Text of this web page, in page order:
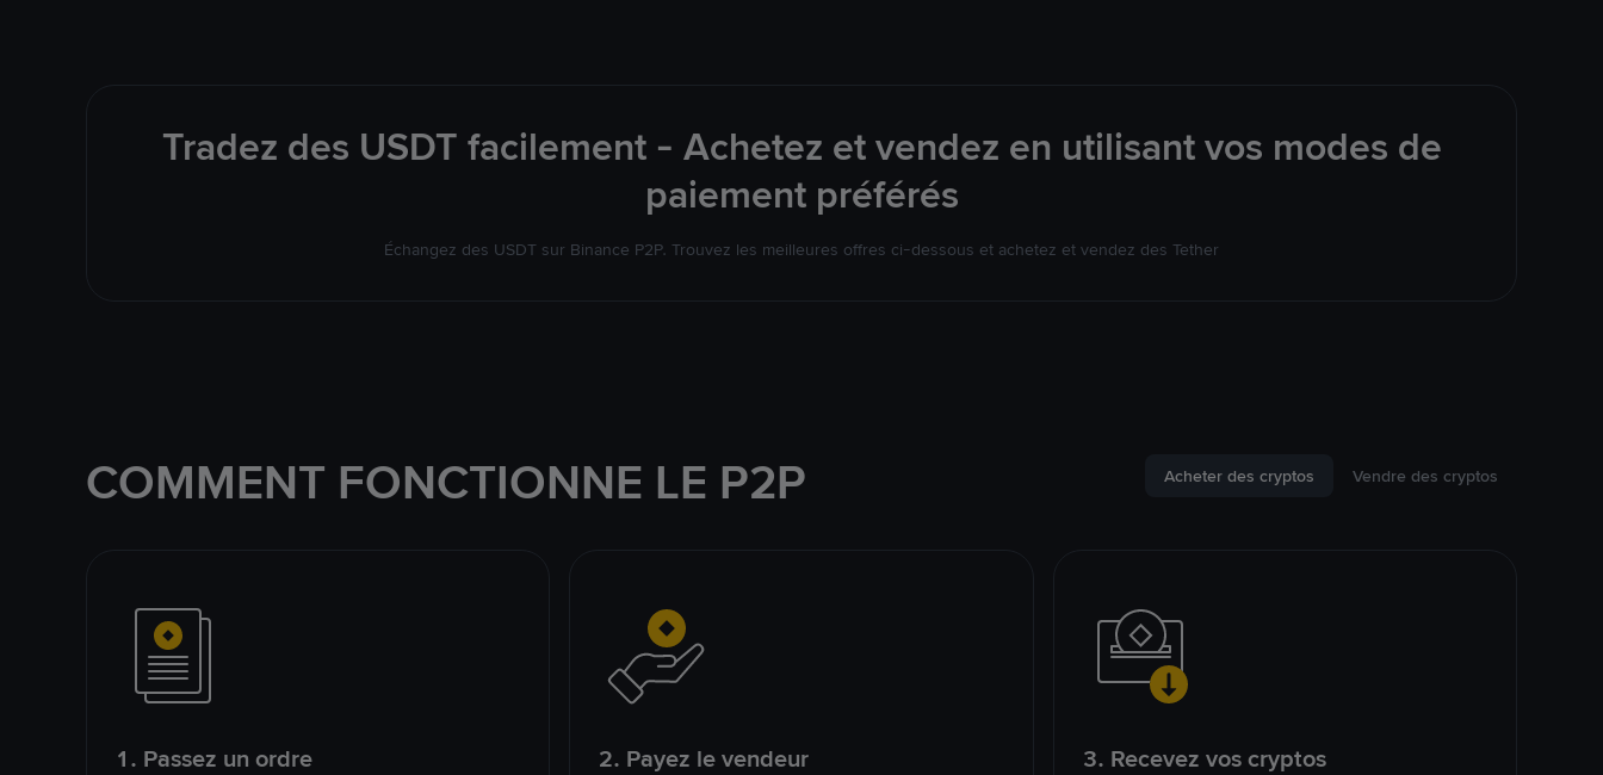
Tradez des USDT facilement - Achetez et vendez en utilisant vos modes de
paiement préférés
Échangez des USDT sur Binance P2P. Trouvez les meilleures offres ci-dessous et achetez et vendez des Tether
COMMENT FONCTIONNE LE P2P Acheter des cryptos Vendre des cryptos
1. Passez un ordre 2. Payez le vendeur 3. Recevez vos cryptos